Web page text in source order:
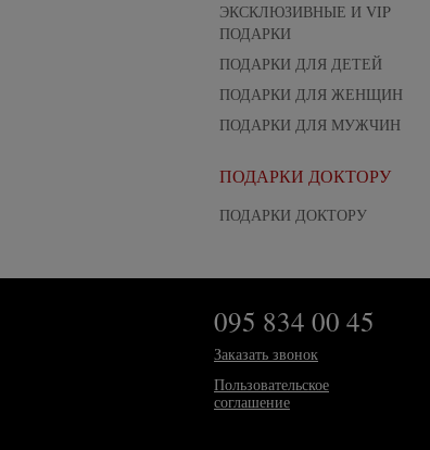
ЭКСКЛЮЗИВНЫЕ И VIP
ПОДАРКИ
ПОДАРКИ ДЛЯ ДЕТЕЙ
ПОДАРКИ ДЛЯ ЖЕНЩИН
ПОДАРКИ ДЛЯ МУЖЧИН
ПОДАРКИ ДОКТОРУ
ПОДАРКИ ДОКТОРУ
095 834 00 45
Заказать звонок
Пользовательское
соглашение